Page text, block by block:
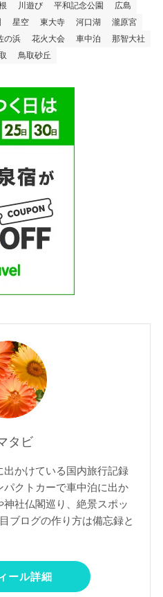
川遊び 平和記念公園
広島
星空 東大寺 河口湖
瀧原宮
の浜 花火大会 車中泊
那智大社
鳥取砂丘
タビ
かけている国内旅行記録
パクトカーで車中泊に出か
社仏閣巡り、絶景スポッ
ブログの作り方は備忘録と
ール詳細